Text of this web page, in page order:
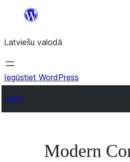
Pāriet
saturu
Latviešu valodā
Iegūstiet WordPress
Tēmas
Modern